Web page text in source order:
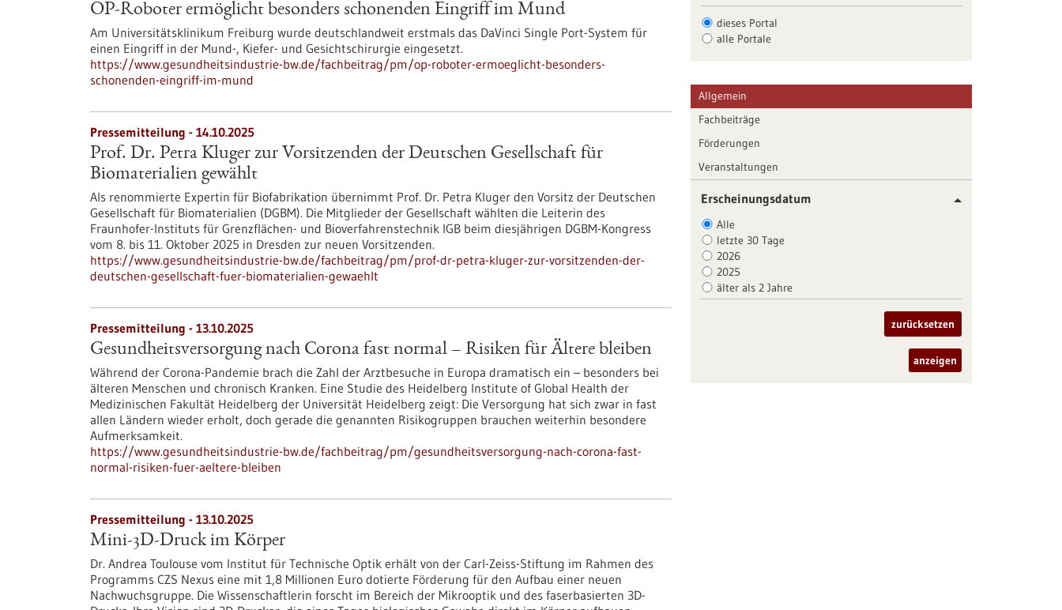
OP-Roboter ermöglicht besonders schonenden Eingriff im Mund
Am Universitätsklinikum Freiburg wurde deutschlandweit erstmals das DaVinci Single Port-System für
einen Eingriff in der Mund-, Kiefer- und Gesichtschirurgie eingesetzt.
https://www.gesundheitsindustrie-bw.de/fachbeitrag/pm/op-roboter-ermoeglicht-besonders-
schonenden-eingriff-im-mund
Pressemitteilung - 14.10.2025
Prof. Dr. Petra Kluger zur Vorsitzenden der Deutschen Gesellschaft für
Biomaterialien gewählt
Als renommierte Expertin für Biofabrikation übernimmt Prof. Dr. Petra Kluger den Vorsitz der Deutschen
Gesellschaft für Biomaterialien (DGBM). Die Mitglieder der Gesellschaft wählten die Leiterin des
Fraunhofer-Instituts für Grenzflächen- und Bioverfahrenstechnik IGB beim diesjährigen DGBM-Kongress
vom 8. bis 11. Oktober 2025 in Dresden zur neuen Vorsitzenden.
https://www.gesundheitsindustrie-bw.de/fachbeitrag/pm/prof-dr-petra-kluger-zur-vorsitzenden-der-
deutschen-gesellschaft-fuer-biomaterialien-gewaehlt
Pressemitteilung - 13.10.2025
Gesundheitsversorgung nach Corona fast normal – Risiken für Ältere bleiben
Während der Corona-Pandemie brach die Zahl der Arztbesuche in Europa dramatisch ein – besonders bei
älteren Menschen und chronisch Kranken. Eine Studie des Heidelberg Institute of Global Health der
Medizinischen Fakultät Heidelberg der Universität Heidelberg zeigt: Die Versorgung hat sich zwar in fast
allen Ländern wieder erholt, doch gerade die genannten Risikogruppen brauchen weiterhin besondere
Aufmerksamkeit.
https://www.gesundheitsindustrie-bw.de/fachbeitrag/pm/gesundheitsversorgung-nach-corona-fast-
normal-risiken-fuer-aeltere-bleiben
Pressemitteilung - 13.10.2025
Mini-3D-Druck im Körper
Dr. Andrea Toulouse vom Institut für Technische Optik erhält von der Carl-Zeiss-Stiftung im Rahmen des
Programms CZS Nexus eine mit 1,8 Millionen Euro dotierte Förderung für den Aufbau einer neuen
Nachwuchsgruppe. Die Wissenschaftlerin forscht im Bereich der Mikrooptik und des faserbasierten 3D-
dieses Portal
alle Portale
Allgemein
Fachbeiträge
Förderungen
Veranstaltungen
Erscheinungsdatum
Alle
letzte 30 Tage
2026
2025
älter als 2 Jahre
zurücksetzen
anzeigen